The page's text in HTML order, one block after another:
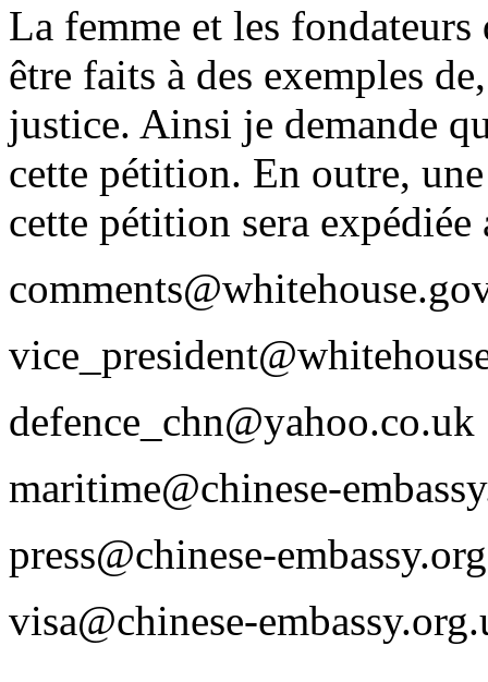
La femme et les
être faits à des exemples
justice. Ainsi je demande
cette pétition. En outre,
cette pétition sera expédiée
defence_chn@yahoo.co.uk
maritime@chinese-
press@chinese-
visa@chinese-